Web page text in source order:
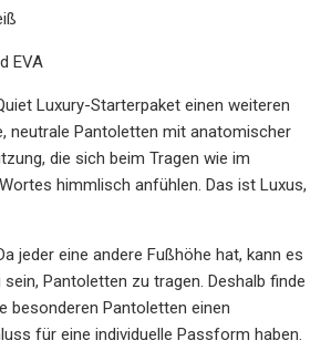
EVA
Luxury-Starterpaket einen weiteren
neutrale Pantoletten mit anatomischer
die sich beim Tragen wie im
himmlisch anfühlen. Das ist Luxus,
jeder eine andere Fußhöhe hat, kann es
Pantoletten zu tragen. Deshalb finde
besonderen Pantoletten einen
für eine individuelle Passform haben.